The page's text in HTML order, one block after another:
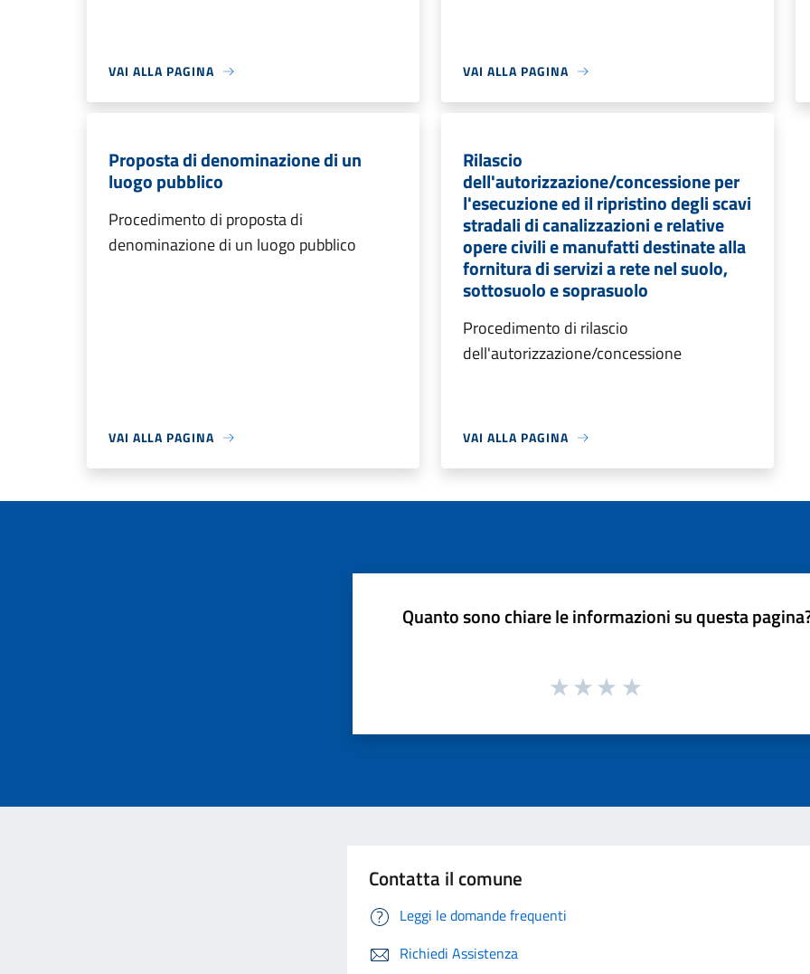
VAI ALLA PAGINA VAI ALLA PAGINA
Proposta di denominazione di un
luogo pubblico
Procedimento di proposta di
denominazione di un luogo pubblico
VAI ALLA PAGINA
Rilascio
dell'autorizzazione/concessione per
l'esecuzione ed il ripristino degli scavi
stradali di canalizzazioni e relative
opere civili e manufatti destinate alla
fornitura di servizi a rete nel suolo,
sottosuolo e soprasuolo
Procedimento di rilascio
dell'autorizzazione/concessione
VAI ALLA PAGINA
Quanto sono chiare le informazioni su questa
Contatta il comune
Leggi le domande frequenti
Richiedi Assistenza